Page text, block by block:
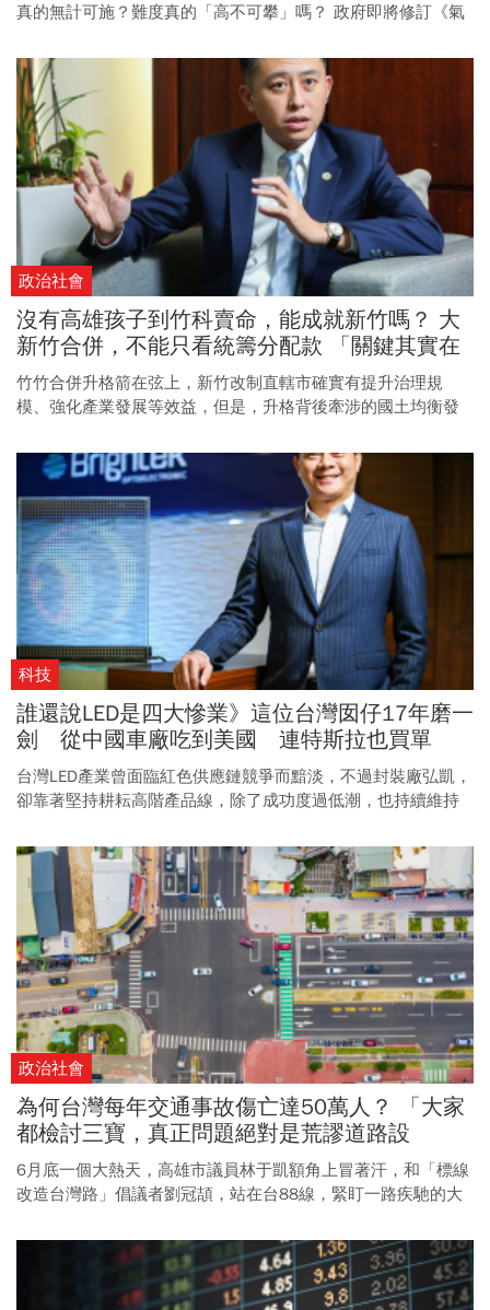
真的無計可施？難度真的「高不可攀」嗎？ 政府即將修訂《氣
隊歷時1個月走訪全台，我們將用3個現場、3家黑手企業，告訴
你這一切並非不可能。
政治社會
沒有高雄孩子到竹科賣命，能成就新竹嗎？ 大
新竹合併，不能只看統籌分配款 「關鍵其實在
這裡」
竹竹合併升格箭在弦上，新竹改制直轄市確實有提升治理規
模、強化產業發展等效益，但是，升格背後牽涉的國土均衡發
科技
誰還說LED是四大慘業》這位台灣囡仔17年磨一
劍 從中國車廠吃到美國 連特斯拉也買單
台灣LED產業曾面臨紅色供應鏈競爭而黯淡，不過封裝廠弘凱，
卻靠著堅持耕耘高階產品線，除了成功度過低潮，也持續維持
政治社會
為何台灣每年交通事故傷亡達50萬人？ 「大家
都檢討三寶，真正問題絕對是荒謬道路設
計！」
6月底一個大熱天，高雄市議員林于凱額角上冒著汗，和「標線
改造台灣路」倡議者劉冠頡，站在台88線，緊盯一路疾馳的大
險。」前方路口的綠燈一亮，貨車、汽車和幾輛機車同時向前
走，車道3線，最右邊是慢車道，但這條慢車道只剩下半條，因
為在路側，一排汽車將車道當成停車場，占滿道路空間。